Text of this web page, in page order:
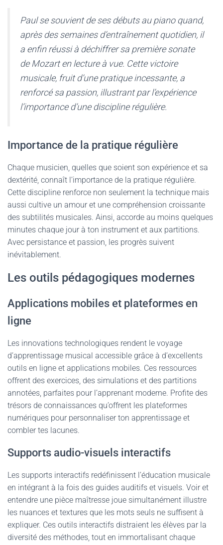
Paul se souvient de ses débuts au piano quand,
après des semaines d’entraînement quotidien, il
a enfin réussi à déchiffrer sa première sonate
de Mozart en lecture à vue. Cette victoire
musicale, fruit d’une pratique incessante, a
renforcé sa passion, illustrant par l’expérience
l’importance d’une discipline régulière.
Importance de la pratique régulière
Chaque musicien, quelles que soient son expérience et sa
dextérité, connaît l’importance de la pratique régulière.
Cette discipline renforce non seulement la technique mais
aussi cultive un amour et une compréhension croissante
des subtilités musicales. Ainsi, accorde au moins quelques
minutes chaque jour à ton instrument et aux partitions.
Avec persistance et passion, les progrès suivent
inévitablement.
Les outils pédagogiques modernes
Applications mobiles et plateformes en
ligne
Les innovations technologiques rendent le voyage
d’apprentissage musical accessible grâce à d’excellents
outils en ligne et applications mobiles. Ces ressources
offrent des exercices, des simulations et des partitions
annotées, parfaites pour l’apprenant moderne. Profite des
trésors de connaissances qu’offrent les plateformes
numériques pour personnaliser ton apprentissage et
combler tes lacunes.
Supports audio-visuels interactifs
Les supports interactifs redéfinissent l’éducation musicale
en intégrant à la fois des guides auditifs et visuels. Voir et
entendre une pièce maîtresse joue simultanément illustre
les nuances et textures que les mots seuls ne suffisent à
expliquer. Ces outils interactifs distraient les élèves par la
diversité des méthodes, tout en immortalisant chaque